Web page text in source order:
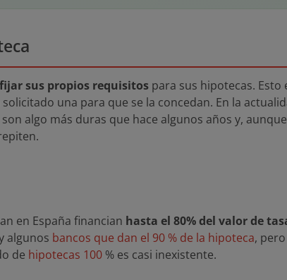
sus propios requisitos para sus hipotecas. Esto
una para que se la concedan. En la
algo más duras que hace algunos años y,
en España financian hasta el 80% del valor de
algunos bancos que dan el 90 % de la hipoteca,
de hipotecas 100 % es casi inexistente.